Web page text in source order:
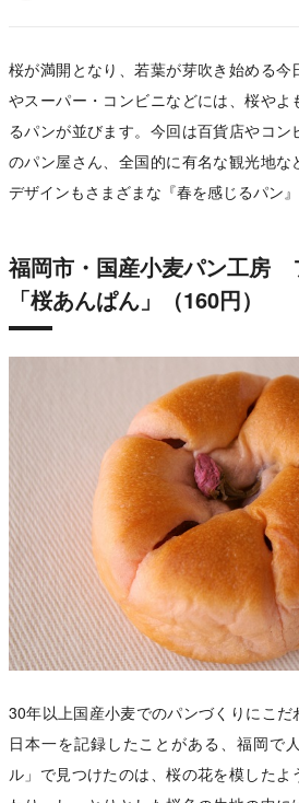
桜が満開となり、若葉が芽吹き始める今
やスーパー・コンビニなどには、桜やよ
るパンが並びます。今回は百貨店やコ
のパン屋さん、全国的に有名な観光地な
デザインもさまざまな『春を感じるパン』
福岡市・国産小麦パン工房
「桜あんぱん」（160円）
30年以上国産小麦でのパンづくりにこ
日本一を記録したことがある、福岡で
ル」で見つけたのは、桜の花を模した